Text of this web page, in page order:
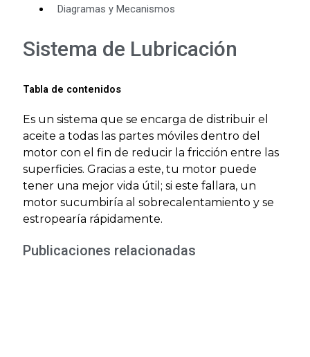
Diagramas y Mecanismos
Sistema de Lubricación
Tabla de contenidos
Es un sistema que se encarga de distribuir el
aceite a todas las partes móviles dentro del
motor con el fin de reducir la fricción entre las
superficies. Gracias a este, tu motor puede
tener una mejor vida útil; si este fallara, un
motor sucumbiría al sobrecalentamiento y se
estropearía rápidamente.
Publicaciones relacionadas